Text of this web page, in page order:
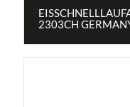
2303CH